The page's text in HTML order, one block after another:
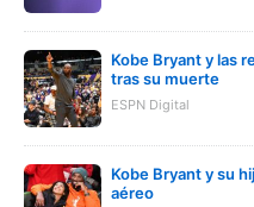
Kobe Bryant y las
tras su muerte
ESPN Digital
Kobe Bryant y su
aéreo